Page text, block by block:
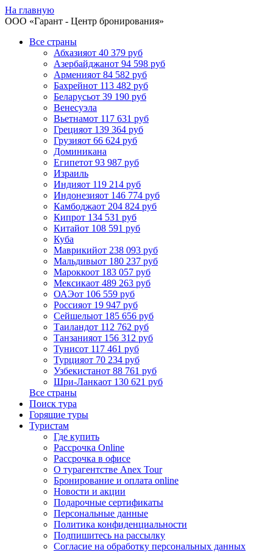
На главную
ООО «Гарант - Центр бронирования»
Все страны
Абхазияот 40 379 руб
Азербайджанот 94 598 руб
Арменияот 84 582 руб
Бахрейнот 113 482 руб
Беларусьот 39 190 руб
Венесуэла
Вьетнамот 117 631 руб
Грецияот 139 364 руб
Грузияот 66 624 руб
Доминикана
Египетот 93 987 руб
Израиль
Индияот 119 214 руб
Индонезияот 146 774 руб
Камбоджаот 204 824 руб
Кипрот 134 531 руб
Китайот 108 591 руб
Куба
Маврикийот 238 093 руб
Мальдивыот 180 237 руб
Мароккоот 183 057 руб
Мексикаот 489 263 руб
ОАЭот 106 559 руб
Россияот 19 947 руб
Сейшелыот 185 656 руб
Таиландот 112 762 руб
Танзанияот 156 312 руб
Тунисот 117 461 руб
Турцияот 70 234 руб
Узбекистанот 88 761 руб
Шри-Ланкаот 130 621 руб
Все страны
Поиск тура
Горящие туры
Туристам
Где купить
Рассрочка Online
Рассрочка в офисе
О турагентстве Anex Tour
Бронирование и оплата online
Новости и акции
Подарочные сертификаты
Персональные данные
Политика конфиденциальности
Подпишитесь на рассылку
Согласие на обработку персональных данных